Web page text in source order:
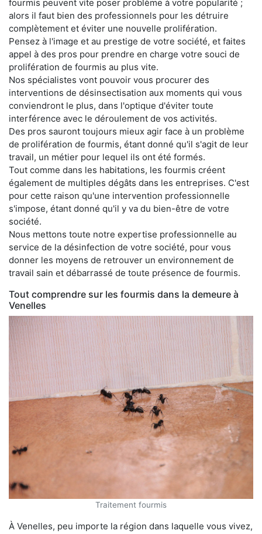
fourmis peuvent vite poser problème à votre popularité ;
alors il faut bien des professionnels pour les détruire
complètement et éviter une nouvelle prolifération.
Pensez à l'image et au prestige de votre société, et faites
appel à des pros pour prendre en charge votre souci de
prolifération de fourmis au plus vite.
Nos spécialistes vont pouvoir vous procurer des
interventions de désinsectisation aux moments qui vous
conviendront le plus, dans l'optique d'éviter toute
interférence avec le déroulement de vos activités.
Des pros sauront toujours mieux agir face à un problème
de prolifération de fourmis, étant donné qu'il s'agit de leur
travail, un métier pour lequel ils ont été formés.
Tout comme dans les habitations, les fourmis créent
également de multiples dégâts dans les entreprises. C'est
pour cette raison qu'une intervention professionnelle
s'impose, étant donné qu'il y va du bien-être de votre
société.
Nous mettons toute notre expertise professionnelle au
service de la désinfection de votre société, pour vous
donner les moyens de retrouver un environnement de
travail sain et débarrassé de toute présence de fourmis.
Tout comprendre sur les fourmis dans la demeure à
Venelles
Traitement fourmis
À Venelles, peu importe la région dans laquelle vous vivez,